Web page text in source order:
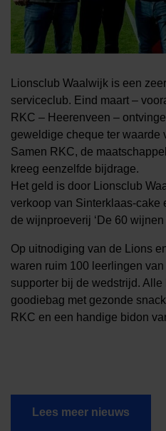
Lionsclub Waalwijk is een
serviceclub. Eind maart –
RKC – Heerenveen –
geweldige cheque ter waarde
Samen RKC, de
kreeg eenzelfde bijdrage.
Het geld is door Lionsclub
verkoop van Sinterklaas-cake
de wijnproeverij ‘De 60 wijnen
Op uitnodiging van de Lions
waren ruim 100 leerlingen
supporter bij de wedstrijd.
goodiebag met gezonde
RKC en een handige bidon
Lees meer nieuws